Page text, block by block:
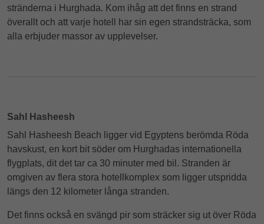
stränderna i Hurghada. Kom ihåg att det finns en strand
överallt och att varje hotell har sin egen strandsträcka, som
alla erbjuder massor av upplevelser.
Sahl Hasheesh
Sahl Hasheesh Beach ligger vid Egyptens berömda Röda
havskust, en kort bit söder om Hurghadas internationella
flygplats, dit det tar ca 30 minuter med bil. Stranden är
omgiven av flera stora hotellkomplex som ligger utspridda
längs den 12 kilometer långa stranden.
Det finns också en svängd pir som sträcker sig ut över Röda